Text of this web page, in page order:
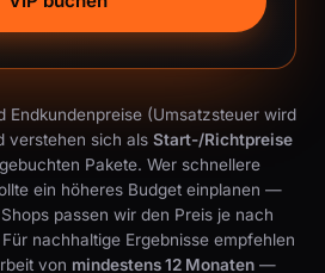
Endkundenpreise (Umsatzsteuer wird
verstehen sich als Start-/Richtpreise
Pakete. Wer schnellere
ein höheres Budget einplanen —
passen wir den Preis je nach
nachhaltige Ergebnisse empfehlen
von mindestens 12 Monaten—